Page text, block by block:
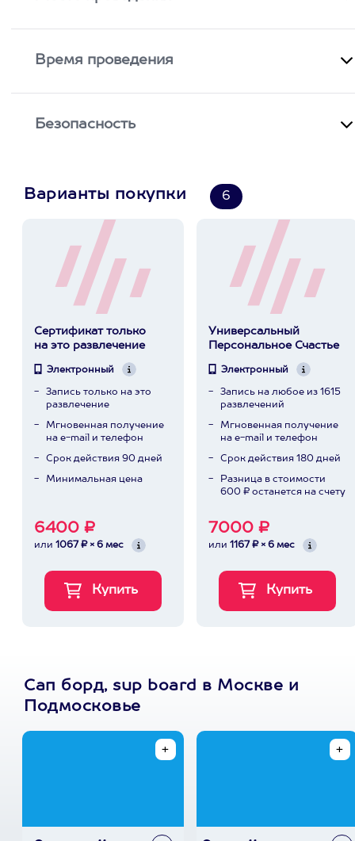
Время проведения
Безопасность
Варианты покупки 6
Сертификат только
на это развлечение
Электронный
Запись только на это
развлечение
Мгновенная получение
на e-mail и телефон
Срок действия 90 дней
Минимальная цена
6400 ₽
или 1067 ₽ × 6 мес
Универсальный
Персональное Счастье
Электронный
Запись на любое из 1615
развлечений
Мгновенная получение
на e-mail и телефон
Срок действия 180 дней
Разница в стоимости
600 ₽ останется на счету
7000 ₽
или 1167 ₽ × 6 мес
Сап борд, sup board в Москве и
Подмосковье